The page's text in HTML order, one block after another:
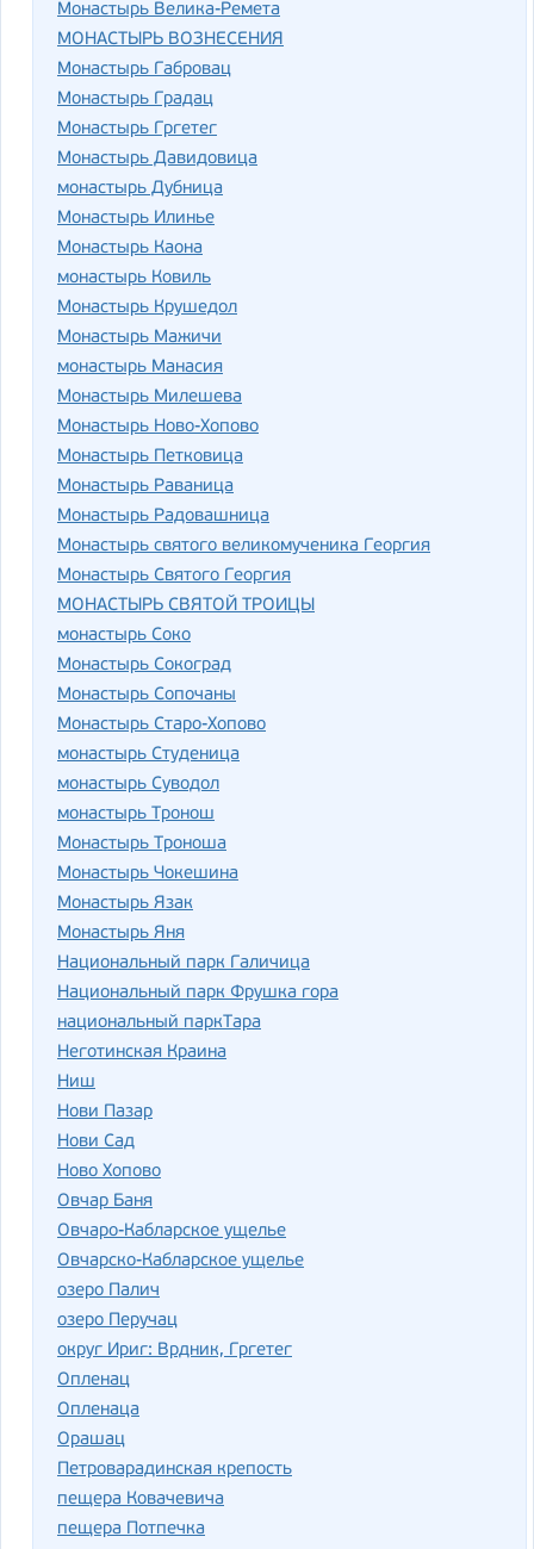
Монастырь Велика-Ремета
МОНАСТЫРЬ ВОЗНЕСЕНИЯ
Монастырь Габровац
Монастырь Градац
Монастырь Гргетег
Монастырь Давидовица
монастырь Дубница
Монастырь Илинье
Монастырь Каона
монастырь Ковиль
Монастырь Крушедол
Монастырь Мажичи
монастырь Манасия
Монастырь Милешева
Монастырь Ново-Хопово
Монастырь Петковица
Монастырь Раваница
Монастырь Радовашница
Монастырь святого великомученика Георгия
Монастырь Святого Георгия
МОНАСТЫРЬ СВЯТОЙ ТРОИЦЫ
монастырь Соко
Монастырь Сокоград
Монастырь Сопочаны
Монастырь Старо-Хопово
монастырь Студеница
монастырь Суводол
монастырь Тронош
Монастырь Троноша
Монастырь Чокешина
Монастырь Язак
Монастырь Яня
Национальный парк Галичица
Национальный парк Фрушка гора
национальный паркТара
Неготинская Краина
Ниш
Нови Пазар
Нови Сад
Ново Хопово
Овчар Баня
Овчаро-Кабларское ущелье
Овчарско-Кабларское ущелье
озеро Палич
озеро Перучац
округ Ириг: Врдник, Гргетег
Опленац
Опленаца
Орашац
Петроварадинская крепость
пещера Ковачевича
пещера Потпечка